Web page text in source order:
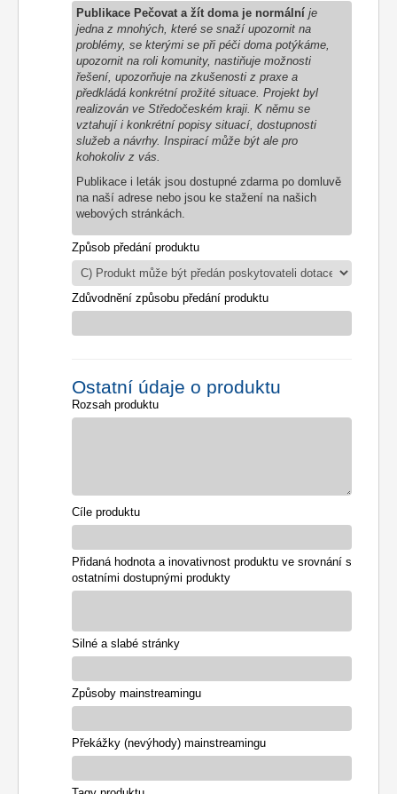
Publikace Pečovat a žít doma je normální je
jedna z mnohých, které se snaží upozornit na
problémy, se kterými se při péči doma potýkáme,
upozornit na roli komunity, nastiňuje možnosti
řešení, upozorňuje na zkušenosti z praxe a
předkládá konkrétní prožité situace. Projekt byl
realizován ve Středočeském kraji. K němu se
vztahují i konkrétní popisy situací, dostupnosti
služeb a návrhy. Inspirací může být ale pro
kohokoliv z vás.
Publikace i leták jsou dostupné zdarma po domluvě
na naší adrese nebo jsou ke stažení na našich
webových stránkách.
Způsob předání produktu
Zdůvodnění způsobu předání produktu
Ostatní údaje o produktu
Rozsah produktu
Cíle produktu
Přidaná hodnota a inovativnost produktu ve srovnání s
ostatními dostupnými produkty
Silné a slabé stránky
Způsoby mainstreamingu
Překážky (nevýhody) mainstreamingu